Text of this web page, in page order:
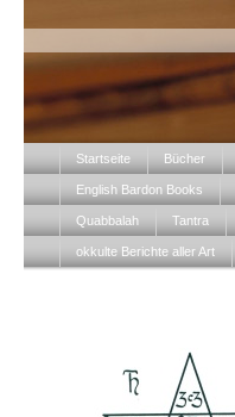
Startseite Bücher
English Bardon Books
Quabbalah Tantra
okkulte Berichte aller Art